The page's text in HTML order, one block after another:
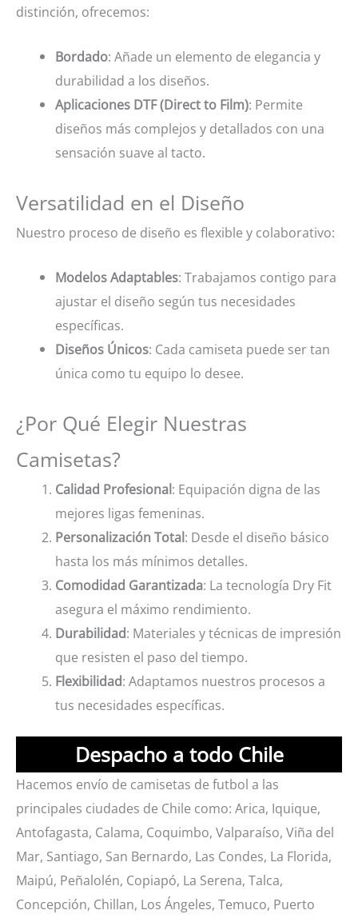
distinción, ofrecemos:
Bordado: Añade un elemento de elegancia y
durabilidad a los diseños.
Aplicaciones DTF (Direct to Film): Permite
diseños más complejos y detallados con una
sensación suave al tacto.
Versatilidad en el Diseño
Nuestro proceso de diseño es flexible y colaborativo:
Modelos Adaptables: Trabajamos contigo para
ajustar el diseño según tus necesidades
específicas.
Diseños Únicos: Cada camiseta puede ser tan
única como tu equipo lo desee.
¿Por Qué Elegir Nuestras
Camisetas?
Calidad Profesional: Equipación digna de las
mejores ligas femeninas.
Personalización Total: Desde el diseño básico
hasta los más mínimos detalles.
Comodidad Garantizada: La tecnología Dry Fit
asegura el máximo rendimiento.
Durabilidad: Materiales y técnicas de impresión
que resisten el paso del tiempo.
Flexibilidad: Adaptamos nuestros procesos a
tus necesidades específicas.
Despacho a todo Chile
Hacemos envío de camisetas de futbol a las
principales ciudades de Chile como: Arica, Iquique,
Antofagasta, Calama, Coquimbo, Valparaíso, Viña del
Mar, Santiago, San Bernardo, Las Condes, La Florida,
Maipú, Peñalolén, Copiapó, La Serena, Talca,
Concepción, Chillan, Los Ángeles, Temuco, Puerto